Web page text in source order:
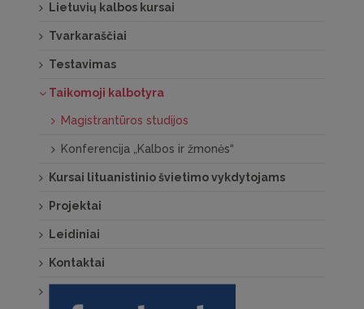
Lietuvių kalbos kursai
Tvarkaraščiai
Testavimas
Taikomoji kalbotyra
Magistrantūros studijos
Konferencija „Kalbos ir žmonės“
Kursai lituanistinio švietimo vykdytojams
Projektai
Leidiniai
Kontaktai